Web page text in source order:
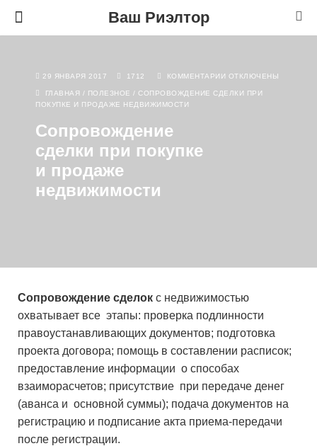
Ваш Риэлтор
29 ЯНВАРЯ 2017 1712 КОММЕНТАРИИ ОТКЛЮЧЕНЫ
ГЛАВНАЯ / ПОЛЕЗНОЕ / СОПРОВОЖДЕНИЕ СДЕЛКИ ПРИ
ПОКУПКЕ И ПРОДАЖЕ НЕДВИЖИМОСТИ
Сопровождение
сделки при покупке
и продаже
недвижимости
Сопровождение сделок с недвижимостью
охватывает все этапы: проверка подлинности
правоустанавливающих документов; подготовка
проекта договора; помощь в составлении расписок;
предоставление информации о способах
взаиморасчетов; присутствие при передаче денег
(аванса и основной суммы); подача документов на
регистрацию и подписание акта приема-передачи
после регистрации.